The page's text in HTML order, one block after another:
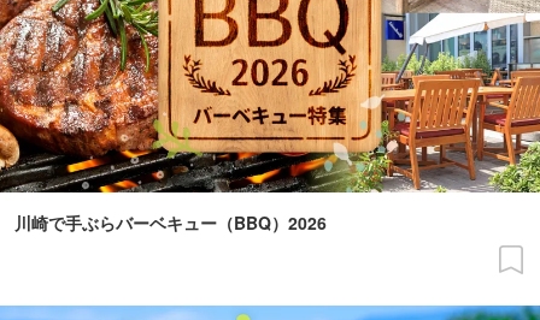
川崎で手ぶらバーベキュー（BBQ）2026